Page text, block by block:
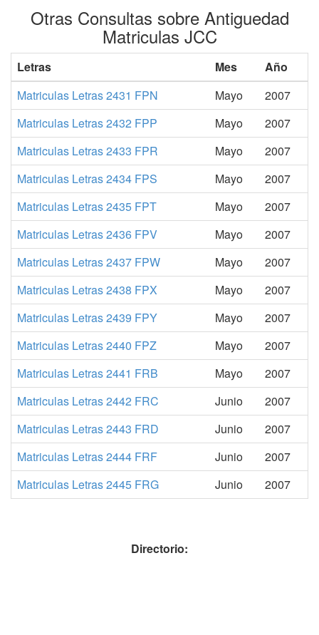
Otras Consultas sobre Antiguedad
Matriculas JCC
Letras Mes
Año
Matriculas Letras 2431 FPN
Mayo
2007
Matriculas Letras 2432 FPP
Mayo
2007
Matriculas Letras 2433 FPR
Mayo
2007
Matriculas Letras 2434 FPS
Mayo
2007
Matriculas Letras 2435 FPT
Mayo
2007
Matriculas Letras 2436 FPV
Mayo
2007
Matriculas Letras 2437 FPW
Mayo
2007
Matriculas Letras 2438 FPX
Mayo
2007
Matriculas Letras 2439 FPY
Mayo
2007
Matriculas Letras 2440 FPZ
Mayo
2007
Matriculas Letras 2441 FRB
Mayo
2007
Matriculas Letras 2442 FRC
Junio
2007
Matriculas Letras 2443 FRD
Junio
2007
Matriculas Letras 2444 FRF
Junio
2007
Matriculas Letras 2445 FRG
Junio 2007
Directorio: